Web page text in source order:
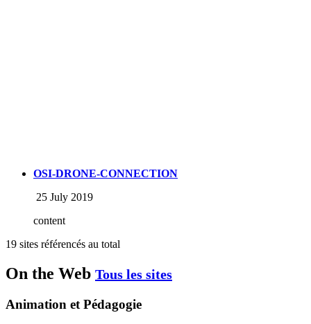
OSI-DRONE-CONNECTION
25 July 2019
content
19 sites référencés au total
On the Web Tous les sites
Animation et Pédagogie